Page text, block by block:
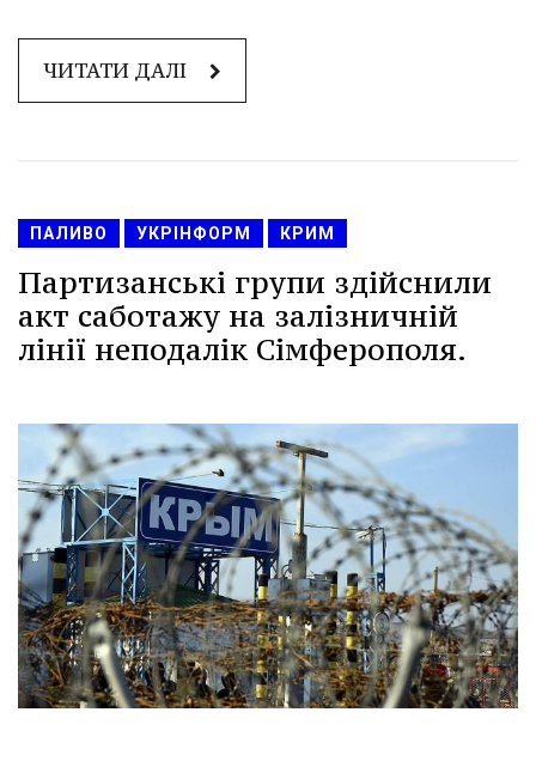
ЧИТАТИ ДАЛІ
ПАЛИВО УКРІНФОРМ КРИМ
Партизанські групи здійснили
акт саботажу на залізничній
лінії неподалік Сімферополя.